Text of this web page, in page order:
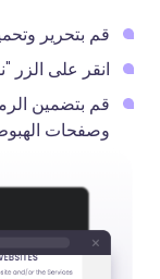
قم بتحرير
انقر على الزر
قم بتضمين
وصفحات